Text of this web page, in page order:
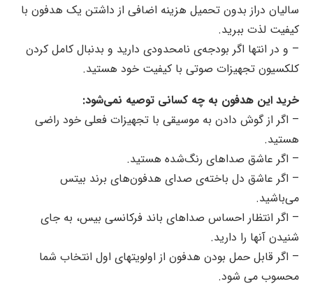
سالیان دراز بدون تحمیل هزینه اضافی از داشتن یک هدفون با
کیفیت لذت ببرید.
– و در انتها اگر بودجه‌ی نامحدودی دارید و بدنبال کامل کردن
کلکسیون تجهیزات صوتی با کیفیت خود هستید.
خرید این هدفون به چه کسانی توصیه نمی‌شود:
– اگر از گوش دادن به موسیقی با تجهیزات فعلی خود راضی
هستید.
– اگر عاشق صداهای رنگ‌شده هستید.
– اگر عاشق دل باخته‌ی صدای هدفون‌های برند بیتس
می‌باشید.
– اگر انتظار احساس صداهای باند فرکانسی بیس، به جای
شنیدن آنها را دارید.
– اگر قابل حمل بودن هدفون از اولویتهای اول انتخاب شما
محسوب می شود.